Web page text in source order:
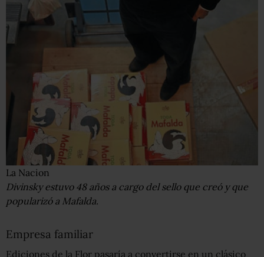
La Nacion
Divinsky estuvo 48 años a cargo del sello que creó y que
popularizó a Mafalda.
Empresa familiar
Ediciones de la Flor pasaría a convertirse en un clásico